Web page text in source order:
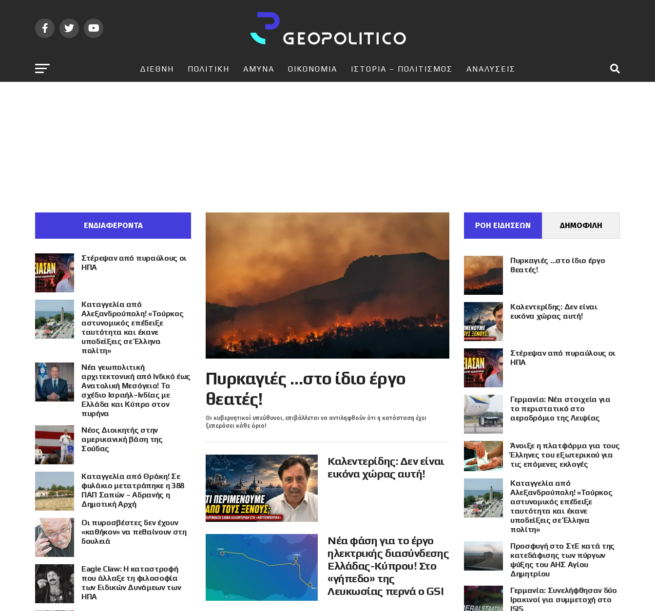
ΔΙΕΘΝΗ ΠΟΛΙΤΙΚΗ ΑΜΥΝΑ ΟΙΚΟΝΟΜΙΑ ΙΣΤΟΡΙΑ – ΠΟΛΙΤΙΣΜΟΣ ΑΝΑΛΥΣΕΙΣ
Πυρκαγιές …στο ίδιο έργο
θεατές!
Οι κυβερνητικοί υπεύθυνοι, επιβάλλεται να αντιληφθούν ότι η κατάσταση έχει
ξεπεράσει κάθε όριο!
Καλεντερίδης: Δεν είναι
εικόνα χώρας αυτή!
Νέα φάση για το έργο
ηλεκτρικής διασύνδεσης
Ελλάδας-Κύπρου! Στο
«γήπεδο» της
Λευκωσίας περνά ο GSI
ΕΝΔΙΑΦΕΡΟΝΤΑ
Στέρεψαν από πυραύλους οι
ΗΠΑ
Καταγγελία από
Αλεξανδρούπολη! «Τούρκος
αστυνομικός επέδειξε
ταυτότητα και έκανε
υποδείξεις σε Έλληνα
πολίτη»
Νέα γεωπολιτική
αρχιτεκτονική από Ινδικό έως
Ανατολική Μεσόγειο! Το
σχέδιο Ισραήλ–Ινδίας με
Ελλάδα και Κύπρο στον
πυρήνα
Νέος Διοικητής στην
αμερικανική βάση της
Σούδας
Καταγγελία από Θράκη! Σε
φυλάκιο μετατράπηκε η 388
ΠΑΠ Σαπών – Αδρανής η
Δημοτική Αρχή
Οι πυροσβέστες δεν έχουν
«καθήκον» να πεθαίνουν στη
δουλειά
Eagle Claw: Η καταστροφή
που άλλαξε τη φιλοσοφία
των Ειδικών Δυνάμεων των
ΗΠΑ
ΡΟΗ ΕΙΔΗΣΕΩΝ ΔΗΜΟΦΙΛΗ
Πυρκαγιές …στο ίδιο έργο
θεατές!
Καλεντερίδης: Δεν είναι
εικόνα χώρας αυτή!
Στέρεψαν από πυραύλους οι
ΗΠΑ
Γερμανία: Νέα στοιχεία για
το περιστατικό στο
αεροδρόμιο της Λειψίας
Άνοιξε η πλατφόρμα για τους
Έλληνες του εξωτερικού για
τις επόμενες εκλογές
Καταγγελία από
Αλεξανδρούπολη! «Τούρκος
αστυνομικός επέδειξε
ταυτότητα και έκανε
υποδείξεις σε Έλληνα
πολίτη»
Προσφυγή στο ΣτΕ κατά της
κατεδάφισης των πύργων
ψύξης του ΑΗΣ Αγίου
Δημητρίου
Γερμανία: Συνελήφθησαν δύο
Ιρακινοί για συμμετοχή στο
ISIS